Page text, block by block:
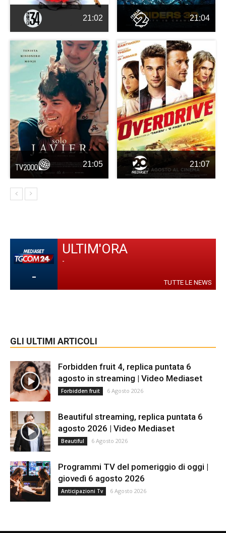
21:02 21:04
21:05 21:07
-
ULTIM'ORA
-
TUTTE LE NEWS
GLI ULTIMI ARTICOLI
Forbidden fruit 4, replica puntata 6
agosto in streaming | Video Mediaset
Forbidden fruit 6 Agosto 2026
Beautiful streaming, replica puntata 6
agosto 2026 | Video Mediaset
Beautiful 6 Agosto 2026
Programmi TV del pomeriggio di oggi |
giovedì 6 agosto 2026
Anticipazioni Tv 6 Agosto 2026